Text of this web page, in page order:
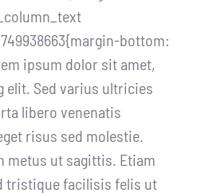
bottom:
ipsum dolor sit amet,
elit. Sed varius ultricies
libero venenatis
risus sed molestie.
metus ut sagittis. Etiam
tristique facilisis felis ut